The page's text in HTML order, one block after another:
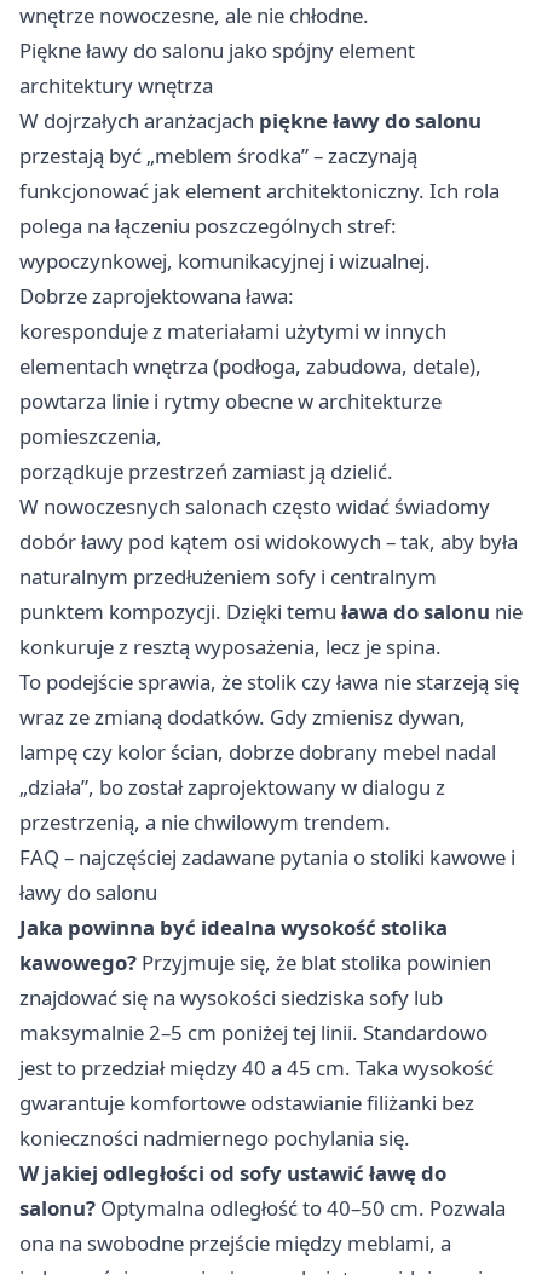
wnętrze nowoczesne, ale nie chłodne.
Piękne ławy do salonu jako spójny element
architektury wnętrza
W dojrzałych aranżacjach piękne ławy do salonu
przestają być „meblem środka” – zaczynają
funkcjonować jak element architektoniczny. Ich rola
polega na łączeniu poszczególnych stref:
wypoczynkowej, komunikacyjnej i wizualnej.
Dobrze zaprojektowana ława:
koresponduje z materiałami użytymi w innych
elementach wnętrza (podłoga, zabudowa, detale),
powtarza linie i rytmy obecne w architekturze
pomieszczenia,
porządkuje przestrzeń zamiast ją dzielić.
W nowoczesnych salonach często widać świadomy
dobór ławy pod kątem osi widokowych – tak, aby była
naturalnym przedłużeniem sofy i centralnym
punktem kompozycji. Dzięki temu ława do salonu nie
konkuruje z resztą wyposażenia, lecz je spina.
To podejście sprawia, że stolik czy ława nie starzeją się
wraz ze zmianą dodatków. Gdy zmienisz dywan,
lampę czy kolor ścian, dobrze dobrany mebel nadal
„działa”, bo został zaprojektowany w dialogu z
przestrzenią, a nie chwilowym trendem.
FAQ – najczęściej zadawane pytania o stoliki kawowe i
ławy do salonu
Jaka powinna być idealna wysokość stolika
kawowego? Przyjmuje się, że blat stolika powinien
znajdować się na wysokości siedziska sofy lub
maksymalnie 2–5 cm poniżej tej linii. Standardowo
jest to przedział między 40 a 45 cm. Taka wysokość
gwarantuje komfortowe odstawianie filiżanki bez
konieczności nadmiernego pochylania się.
W jakiej odległości od sofy ustawić ławę do
salonu? Optymalna odległość to 40–50 cm. Pozwala
ona na swobodne przejście między meblami, a